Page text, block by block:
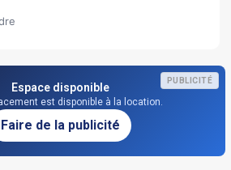
PUBLICITÉ
Espace disponible
est disponible à la location.
Faire de la publicité